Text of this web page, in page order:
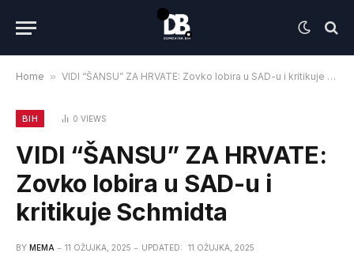
Home » VIDI “ŠANSU” ZA HRVATE: Zovko lobira u SAD-u i kritikuje Schmidta
BIH 0 VIEWS
VIDI “ŠANSU” ZA HRVATE:
Zovko lobira u SAD-u i
kritikuje Schmidta
BY MEMA 11 OŽUJKA, 2025 UPDATED:
11 OŽUJKA, 2025